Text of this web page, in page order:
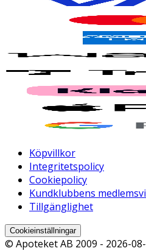
Köpvillkor
Integritetspolicy
Cookiepolicy
Kundklubbens
Tillgänglighet
Cookieinställningar
© Apoteket AB 2009 - 2026-